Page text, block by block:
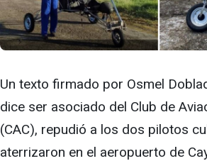
Un texto firmado por Osmel
dice ser asociado del Club de
(CAC), repudió a los dos pilotos
aterrizaron en el aeropuerto de